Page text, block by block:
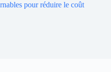
pour réduire le coût